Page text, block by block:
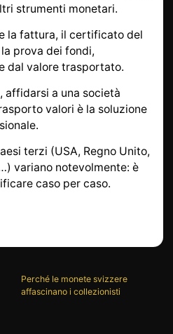
strumenti monetari.
la fattura, il certificato del
prova dei fondi,
dal valore trasportato.
affidarsi a una società
valori è la soluzione
terzi (USA, Regno Unito,
variano notevolmente: è
caso per caso.
Perché le monete svizzere
affascinano i collezionisti